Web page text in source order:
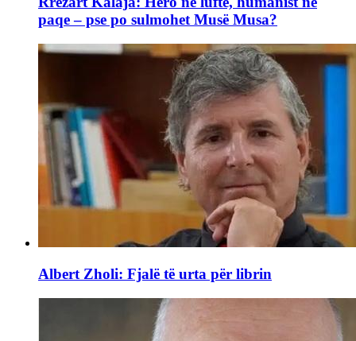
paqe – pse po sulmohet Musë Musa?
Albert Zholi: Fjalë të urta për librin